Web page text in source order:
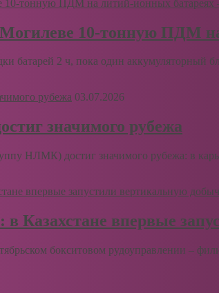
10-тонную ПДМ
батарей 2 ч, пока один аккумуляторный
03.07.2026
значимого рубежа
НЛМК) достиг значимого рубежа: в
Казахстане впервые
бокситовом рудоуправлении –